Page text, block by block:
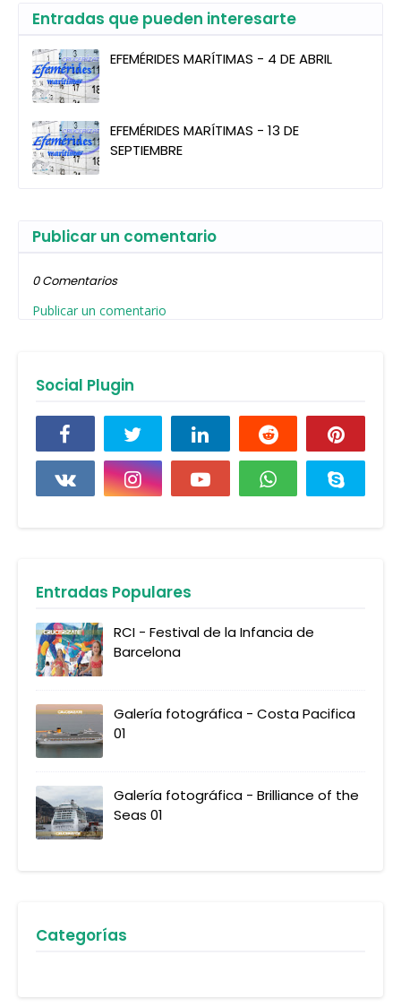
Entradas que pueden interesarte
EFEMÉRIDES MARÍTIMAS - 4 DE ABRIL
EFEMÉRIDES MARÍTIMAS - 13 DE
SEPTIEMBRE
Publicar un comentario
0 Comentarios
Publicar un comentario
Social Plugin
Entradas Populares
RCI - Festival de la Infancia de
Barcelona
Galería fotográfica - Costa Pacifica
01
Galería fotográfica - Brilliance of the
Seas 01
Categorías